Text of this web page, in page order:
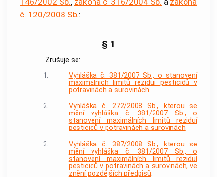
č. 120/2008 Sb.:
§ 1
Zrušuje se:
1.
Vyhláška č. 381/2007 Sb., o stanovení
maximálních limitů reziduí pesticidů v
potravinách a surovinách.
2.
Vyhláška č. 272/2008 Sb., kterou se
mění vyhláška č. 381/2007 Sb., o
stanovení maximálních limitů reziduí
pesticidů v potravinách a surovinách.
3.
Vyhláška č. 387/2008 Sb., kterou se
mění vyhláška č. 381/2007 Sb., o
stanovení maximálních limitů reziduí
pesticidů v potravinách a surovinách, ve
znění pozdějších předpisů.